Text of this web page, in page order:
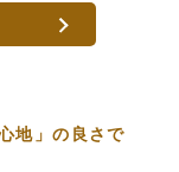
地」の良さで